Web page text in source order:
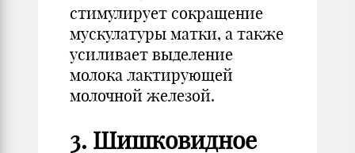
стимулирует сокращение
мускулатуры матки, а также
усиливает выделение
молока лактирующей
молочной железой.
3. Шишковидное